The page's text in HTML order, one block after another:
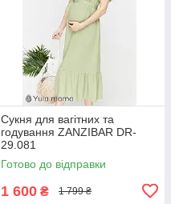
Сукня для вагітних та
годування ZANZIBAR DR-
29.081
Готово до відправки
1 600 ₴ 1 799 ₴